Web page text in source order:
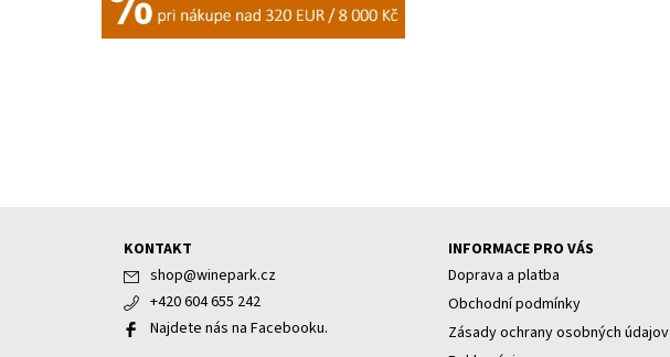
KONTAKT
shop@winepark.cz
+420 604 655 242
Najdete nás na Facebooku.
INFORMACE PRO VÁS
Doprava a platba
Obchodní podmínky
Zásady ochrany osobných údajov